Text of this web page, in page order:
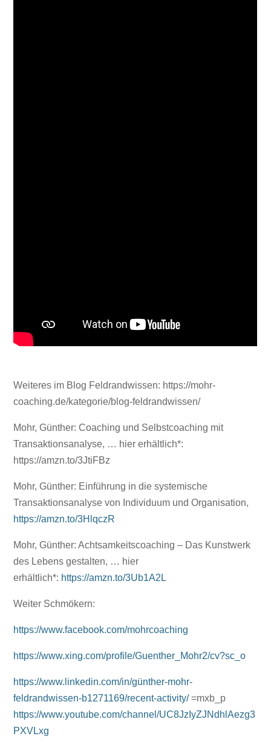
Weiteres im Blog Feldrandwissen: https://mohr-
coaching.de/kategorie/blog-feldrandwissen/
Mohr, Günther: Coaching und Selbstcoaching mit
Transaktionsanalyse, … hier erhältlich*:
https://amzn.to/3JtiFBz
Mohr, Günther: Einführung in die systemische
Transaktionsanalyse von Individuum und Organisation,
https://amzn.to/3HlqczR
Mohr, Günther: Achtsamkeitscoaching – Das Kunstwerk
des Lebens gestalten, … hier
erhältlich*: https://amzn.to/3Ub1A2L
Weiter Schmökern:
https://www.facebook.com/mohrcoaching
https://www.xing.com/profile/Guenther_Mohr2/cv?sc_o
https://www.linkedin.com/in/günther-mohr-
feldrandwissen-b1271169/recent-activity/=mxb_p
https://www.youtube.com/channel/UC8JzIyZJNdhlAezg3
PXVLxg